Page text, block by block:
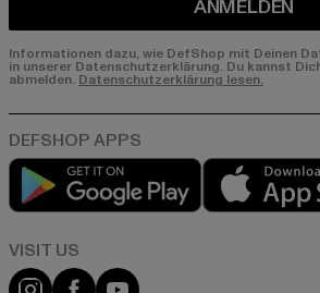
ANMELDEN
Informationen dazu, wie DefShop mit Deinen
in unserer Datenschutzerklärung. Du kannst
abmelden. Datenschutzerklärung lesen.
Play market
Visit our Instagram page:
Visit our Facebook page:
Visit our YouTube